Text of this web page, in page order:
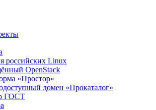
российских Linux
OpenStack
«Простор»
домен «Прокаталог»
ГОСТ